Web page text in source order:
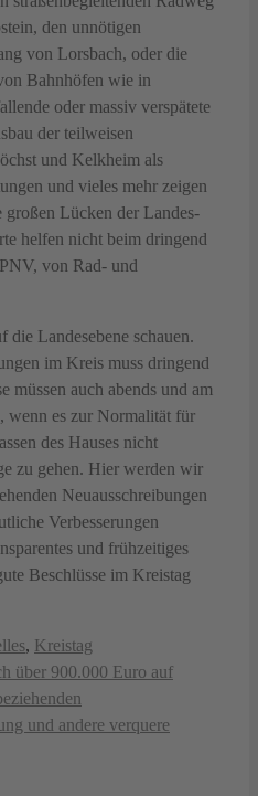
den unnötigen
von Lorsbach, oder die
Bahnhöfen wie in
oder massiv verspätete
der teilweisen
und Kelkheim als
und vieles mehr zeigen
Lücken der Landes-
helfen nicht beim dringend
von Rad- und
Landesebene schauen.
im Kreis muss dringend
müssen auch abends und am
wenn es zur Normalität für
des Hauses nicht
zu gehen. Hier werden wir
Neuausschreibungen
Verbesserungen
und frühzeitiges
Beschlüsse im Kreistag
, Kreistag
über 900.000 Euro auf
und andere verquere